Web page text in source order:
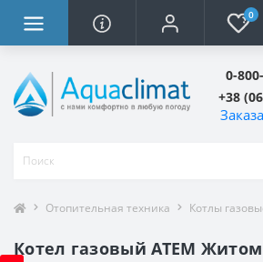
0
0-
+38
Отопительная техника Котлы
Котел газовый АТЕМ